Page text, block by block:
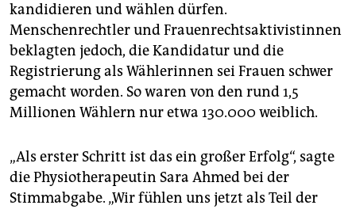
kandidieren und wählen dürfen.
Menschenrechtler und Frauenrechtsaktivistinnen
beklagten jedoch, die Kandidatur und die
Registrierung als Wählerinnen sei Frauen schwer
gemacht worden. So waren von den rund 1,5
Millionen Wählern nur etwa 130.000 weiblich.
„Als erster Schritt ist das ein großer Erfolg“, sagte
die Physiotherapeutin Sara Ahmed bei der
Stimmabgabe. „Wir fühlen uns jetzt als Teil der